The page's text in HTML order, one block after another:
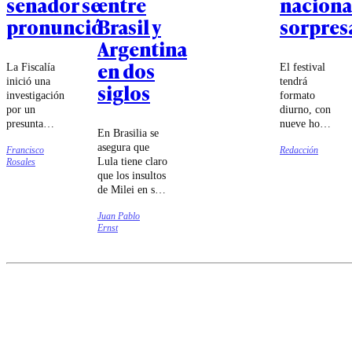
pronunció
La Fiscalía
inició una
investigación
por un
presunta
intrafamiliar.
Espinoza
Francisco
Rosales
Brasil y
Argentina
en dos
siglos
En Brasilia se
asegura que
Lula tiene claro
que los insultos
de Milei en su
responden a su
intento de
presidente
Juan Pablo
Ernst
El festival
tendrá
formato
diurno, con
nueve horas
entre las
Redacción